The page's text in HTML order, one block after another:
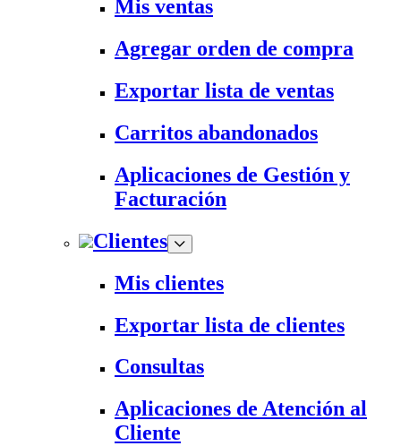
Mis ventas
Agregar orden de compra
Exportar lista de ventas
Carritos abandonados
Aplicaciones de Gestión y
Facturación
Clientes
Mis clientes
Exportar lista de clientes
Consultas
Aplicaciones de Atención al
Cliente